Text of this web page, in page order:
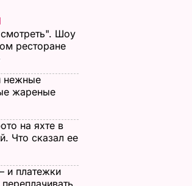
Шоу
ресторане
нежные
жареные
на яхте в
Что сказал ее
и платежки